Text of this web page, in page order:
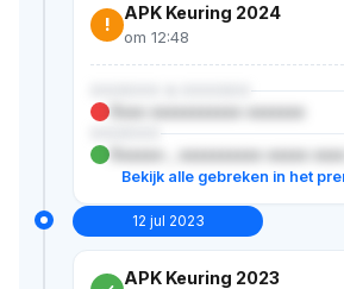
!
APK Keuring 2024
om 12:48
XXXXXX & XXXXXX
Xxxx xxxxxxxxxxx xxxxxxx
Xxxxxx-, xxxxxxxxxx xxxxx xxxx
Bekijk alle gebreken in het
12 jul 2023
APK Keuring 2023